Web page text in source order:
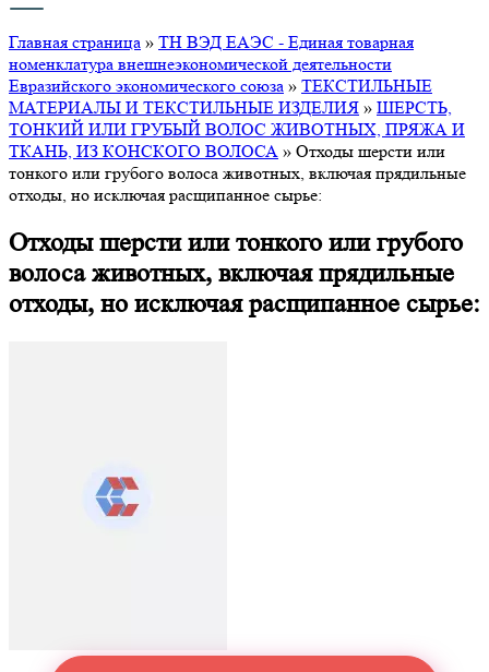
Главная страница » ТН ВЭД ЕАЭС - Единая товарная
номенклатура внешнеэкономической деятельности
Евразийского экономического союза » ТЕКСТИЛЬНЫЕ
МАТЕРИАЛЫ И ТЕКСТИЛЬНЫЕ ИЗДЕЛИЯ » ШЕРСТЬ,
ТОНКИЙ ИЛИ ГРУБЫЙ ВОЛОС ЖИВОТНЫХ, ПРЯЖА И
ТКАНЬ, ИЗ КОНСКОГО ВОЛОСА » Отходы шерсти или
тонкого или грубого волоса животных, включая прядильные
отходы, но исключая расщипанное сырье:
Отходы шерсти или тонкого или грубого
волоса животных, включая прядильные
отходы, но исключая расщипанное сырье: